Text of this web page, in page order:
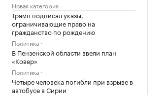
Новая категория
Трамп подписал указы,
ограничивающие право на
гражданство по рождению
Политика
В Пензенской области ввели план
«Ковер»
Политика
Четыре человека погибли при взрыве в
автобусе в Сирии